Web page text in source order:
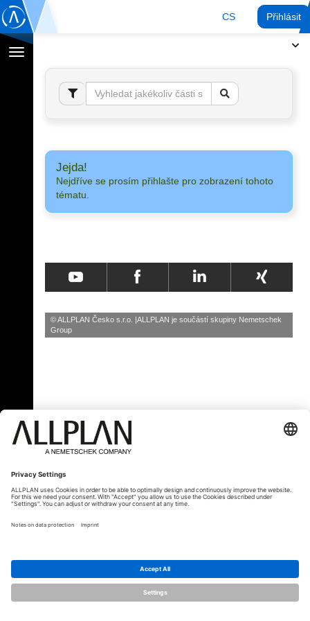
CS Přihlásit
Přepnout
navigaci
Jejda!
Nejdříve se prosím přihlašte pro zobrazení tohoto
tématu.
© ALLPLAN Česko s.r.o. ALLPLAN je součástí skupiny Nemetschek
Group